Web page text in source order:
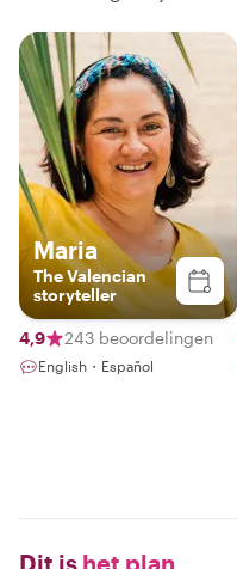
Maria
The Valencian
storyteller
4,9 243 beoordelingen
English・Español
Dit is het plan